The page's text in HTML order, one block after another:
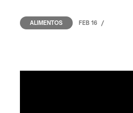
ALIMENTOS FEB 16 /